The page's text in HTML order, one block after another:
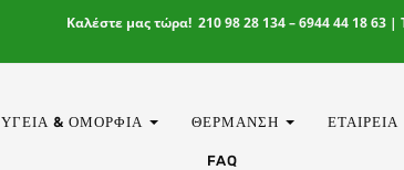
Καλέστε μας τώρα! 210 98 28 134 – 6944 44 18 63
ΥΓΕΊΑ & ΟΜΟΡΦΙΆ ΘΈΡΜΑΝΣΗ ΕΤΑΙΡΕΊΑ
FAQ